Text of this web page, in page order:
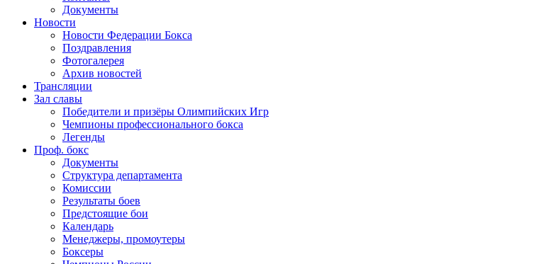
Документы
Новости
Новости Федерации Бокса
Поздравления
Фотогалерея
Архив новостей
Трансляции
Зал славы
Победители и призёры Олимпийских Игр
Чемпионы профессионального бокса
Легенды
Проф. бокс
Документы
Структура департамента
Комиссии
Результаты боев
Предстоящие бои
Календарь
Менеджеры, промоутеры
Боксеры